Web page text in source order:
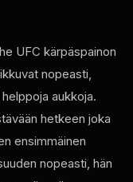
UFC kärpäspainon
nopeasti,
aukkoja.
hetkeen joka
ensimmäinen
nopeasti, hän